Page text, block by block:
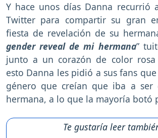
Y hace unos días Danna recurrió
Twitter para compartir su gran
fiesta de revelación de su
gender reveal de mi hermana”
junto a un corazón de color
esto Danna les pidió a sus fans
género que creían que iba a ser
hermana, a lo que la mayoría botó
Te gustaría leer